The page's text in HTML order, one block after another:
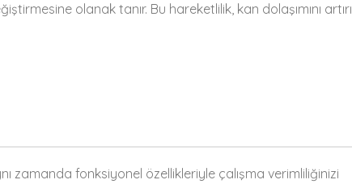
olanak tanır. Bu hareketlilik, kan dolaşımını
zamanda fonksiyonel özellikleriyle çalışma verimliliğinizi